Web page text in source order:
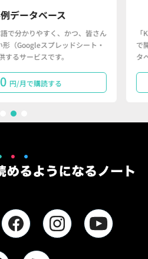
データベース
で分かりやすく、かつ、皆さん
（Googleスプレッドシート・
るサービスです。
円/月で購読する
で
タ